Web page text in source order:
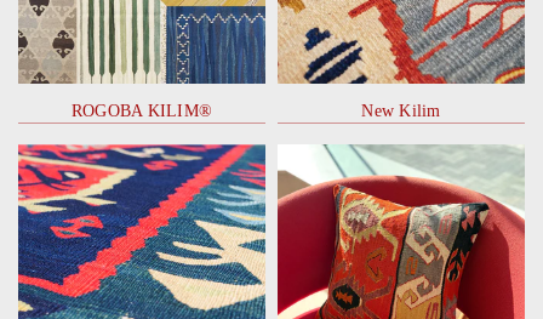
ROGOBA KILIM® New Kilim